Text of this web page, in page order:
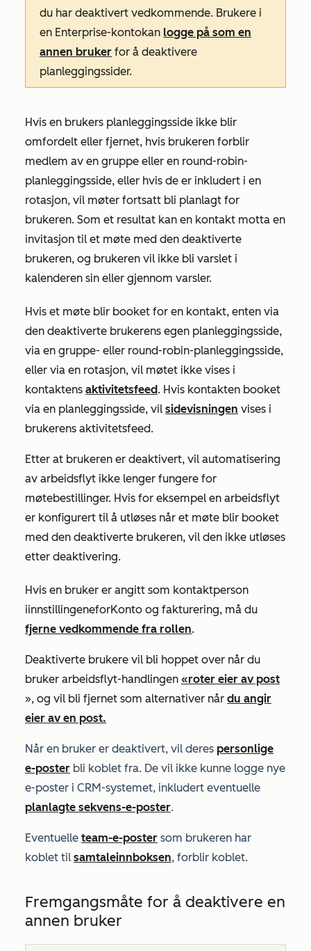
du har deaktivert vedkommende. Brukere i
en Enterprise-kontokan logge på som en
annen bruker for å deaktivere
planleggingssider.
Hvis en brukers planleggingsside ikke blir
omfordelt eller fjernet, hvis brukeren forblir
medlem av en gruppe eller en round-robin-
planleggingsside, eller hvis de er inkludert i en
rotasjon, vil møter fortsatt bli planlagt for
brukeren. Som et resultat kan en kontakt motta en
invitasjon til et møte med den deaktiverte
brukeren, og brukeren vil ikke bli varslet i
kalenderen sin eller gjennom varsler.
Hvis et møte blir booket for en kontakt, enten via
den deaktiverte brukerens egen planleggingsside,
via en gruppe- eller round-robin-planleggingsside,
eller via en rotasjon, vil møtet ikke vises i
kontaktens aktivitetsfeed. Hvis kontakten booket
via en planleggingsside, vil sidevisningen vises i
brukerens aktivitetsfeed.
Etter at brukeren er deaktivert, vil automatisering
av arbeidsflyt ikke lenger fungere for
møtebestillinger. Hvis for eksempel en arbeidsflyt
er konfigurert til å utløses når et møte blir booket
med den deaktiverte brukeren, vil den ikke utløses
etter deaktivering.
Hvis en bruker er angitt som kontaktperson
iinnstillingeneforKonto og fakturering, må du
fjerne vedkommende fra rollen.
Deaktiverte brukere vil bli hoppet over når du
bruker arbeidsflyt-handlingen «roter eier av post
», og vil bli fjernet som alternativer når du angir
eier av en post.
Når en bruker er deaktivert, vil deres personlige
e-poster bli koblet fra. De vil ikke kunne logge nye
e-poster i CRM-systemet, inkludert eventuelle
planlagte sekvens-e-poster.
Eventuelle team-e-poster som brukeren har
koblet til samtaleinnboksen, forblir koblet.
Fremgangsmåte for å deaktivere en
annen bruker